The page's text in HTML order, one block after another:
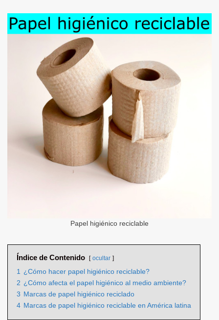
Papel higiénico reciclable
Índice de Contenido ocultar
1 ¿Cómo hacer papel higiénico reciclable?
2 ¿Cómo afecta el papel higiénico al medio ambiente?
3 Marcas de papel higiénico reciclado
4 Marcas de papel higiénico reciclable en América latina